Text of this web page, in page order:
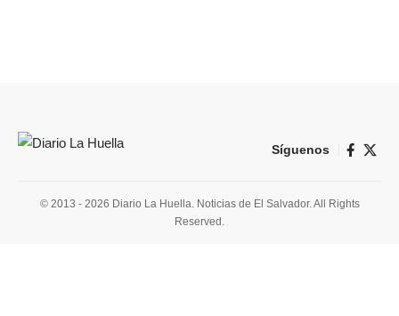
Síguenos
© 2013 - 2026 Diario La Huella. Noticias de El Salvador. All Rights
Reserved.